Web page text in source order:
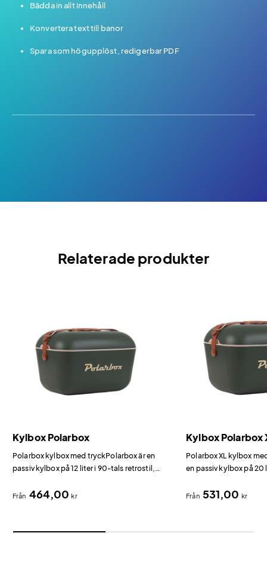
Bädda in allt innehåll
Konvertera text till banor
Spara som högupplöst, redigerbar PDF
Relaterade produkter
Kylbox Polarbox
Polarbox kylbox med tryckPolarbox är en
passiv kylbox på 12 liter i 90-tals retrostil,
Från 464,00kr
Kylbox Polarbox
Polarbox XL kylbox
en passiv kylbox på
Från 531,00 kr